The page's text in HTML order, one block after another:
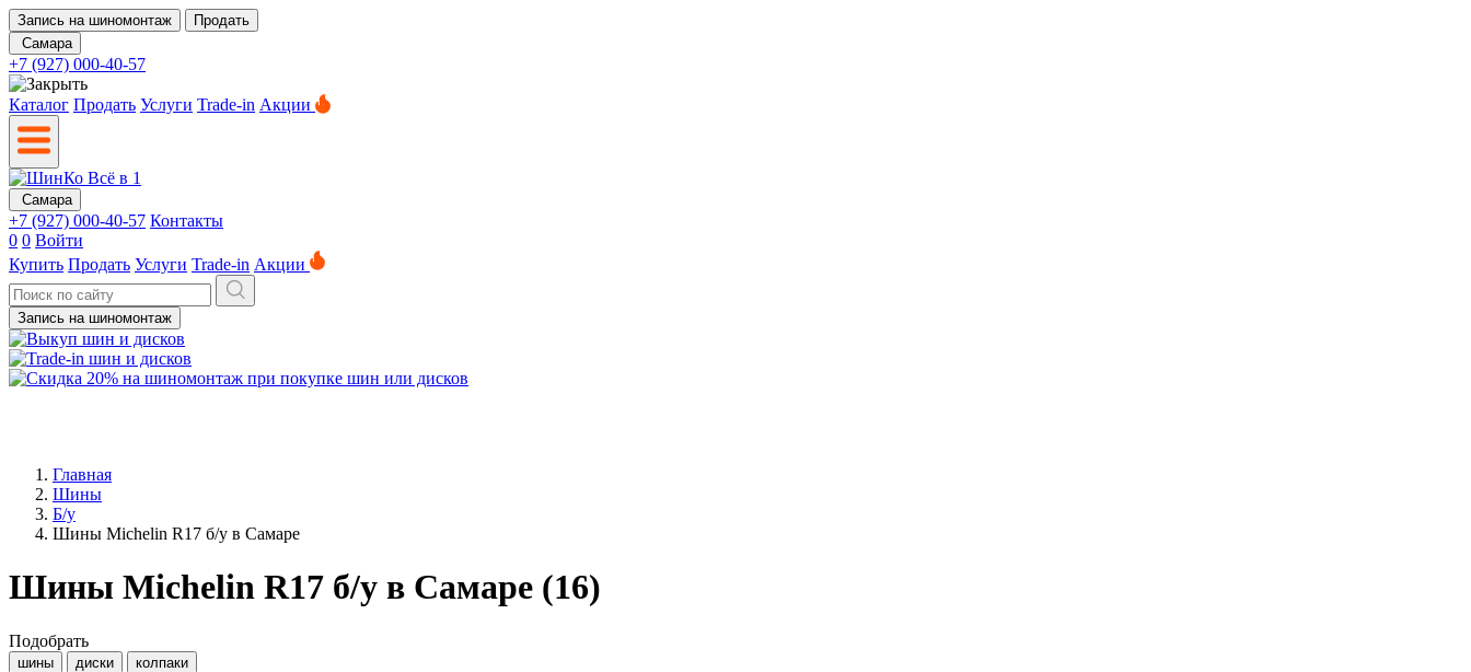
Запись на шиномонтаж
Продать
Самара
+7 (927) 000-40-57
Каталог Продать Услуги Trade-in Акции
Самара
+7 (927) 000-40-57 Контакты
0 0 Войти
Купить Продать Услуги Trade-in Акции
Запись на шиномонтаж
Главная
Шины
Б/у
Шины Michelin R17 б/у в Самаре
Шины Michelin R17 б/у в Самаре (16)
Подобрать
шины диски колпаки